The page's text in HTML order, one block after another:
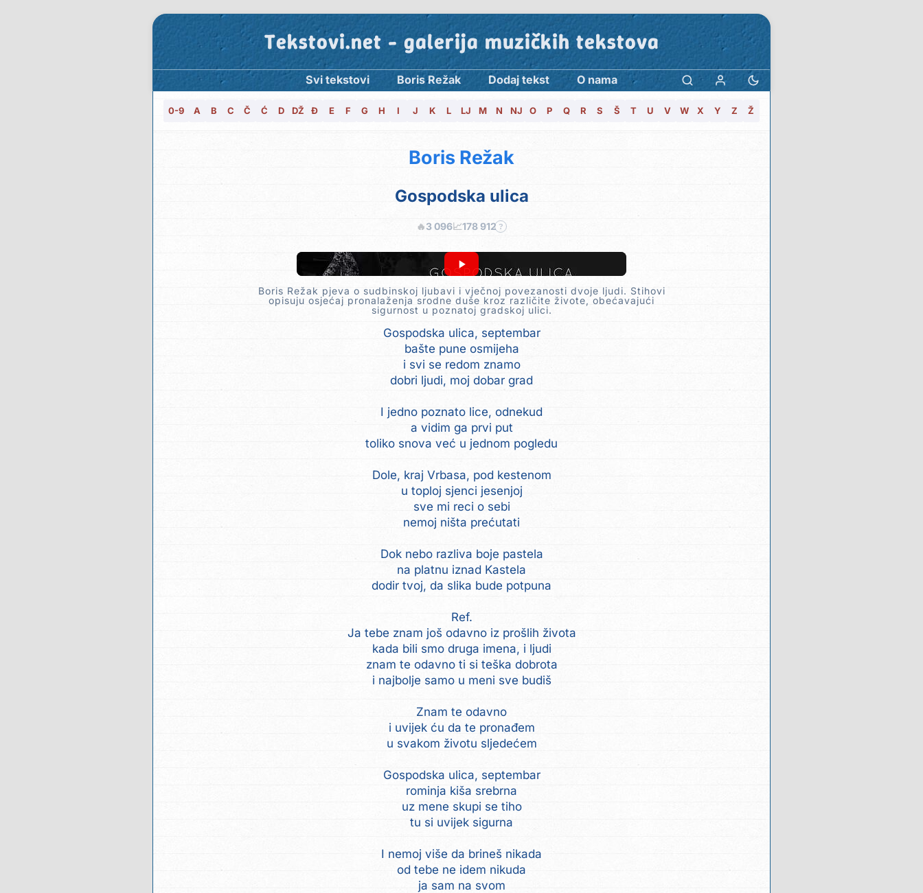
Tekstovi.net - galerija muzičkih tekstova
Svi tekstovi Boris Režak Dodaj tekst O nama
0-9 A B C Č Ć D DŽ Đ E F G H I J K L LJ M N NJ O P Q R S Š T U V W X Y Z Ž
Boris Režak
Gospodska ulica
🔥3 096📈178 912 ?
Boris Režak pjeva o sudbinskoj ljubavi i vječnoj povezanosti dvoje ljudi. Stihovi
opisuju osjećaj pronalaženja srodne duše kroz različite živote, obećavajući
sigurnost u poznatoj gradskoj ulici.
Gospodska ulica, septembar
bašte pune osmijeha
i svi se redom znamo
dobri ljudi, moj dobar grad
I jedno poznato lice, odnekud
a vidim ga prvi put
toliko snova već u jednom pogledu
Dole, kraj Vrbasa, pod kestenom
u toploj sjenci jesenjoj
sve mi reci o sebi
nemoj ništa prećutati
Dok nebo razliva boje pastela
na platnu iznad Kastela
dodir tvoj, da slika bude potpuna
Ref.
Ja tebe znam još odavno iz prošlih života
kada bili smo druga imena, i ljudi
znam te odavno ti si teška dobrota
i najbolje samo u meni sve budiš
Znam te odavno
i uvijek ću da te pronađem
u svakom životu sljedećem
Gospodska ulica, septembar
rominja kiša srebrna
uz mene skupi se tiho
tu si uvijek sigurna
I nemoj više da brineš nikada
od tebe ne idem nikuda
ja sam na svom